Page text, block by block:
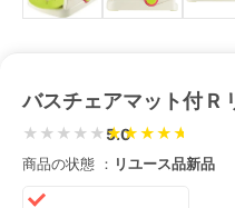
バスチェアマット付 R
★★★★★5.0
商品の状態 ： リユース品新品